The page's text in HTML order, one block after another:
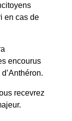
en cas de
encourus
recevrez